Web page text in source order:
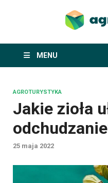
MENU
AGROTURYSTYKA
Jakie zioła
25 maja 2022